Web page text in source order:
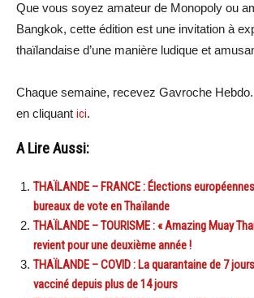
Que vous soyez amateur de Monopoly ou
Bangkok, cette édition est une invitation à
thaïlandaise d’une manière ludique et
Chaque semaine, recevez Gavroche
en cliquant ici.
A Lire Aussi:
THAÏLANDE – FRANCE : Élections
bureaux de vote en Thaïlande
THAÏLANDE – TOURISME : « Amazing Muay
revient pour une deuxième année !
THAÏLANDE – COVID : La quarantaine de 7
vacciné depuis plus de 14 jours